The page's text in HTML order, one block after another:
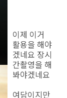
이제 이거
활용을 해야
겠네요 장시
간촬영을 해
봐야겠네요
여담이지만